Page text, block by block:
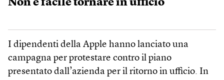
Non è facile tornare in ufficio
I dipendenti della Apple hanno lanciato una
campagna per protestare contro il piano
presentato dall’azienda per il ritorno in ufficio. In